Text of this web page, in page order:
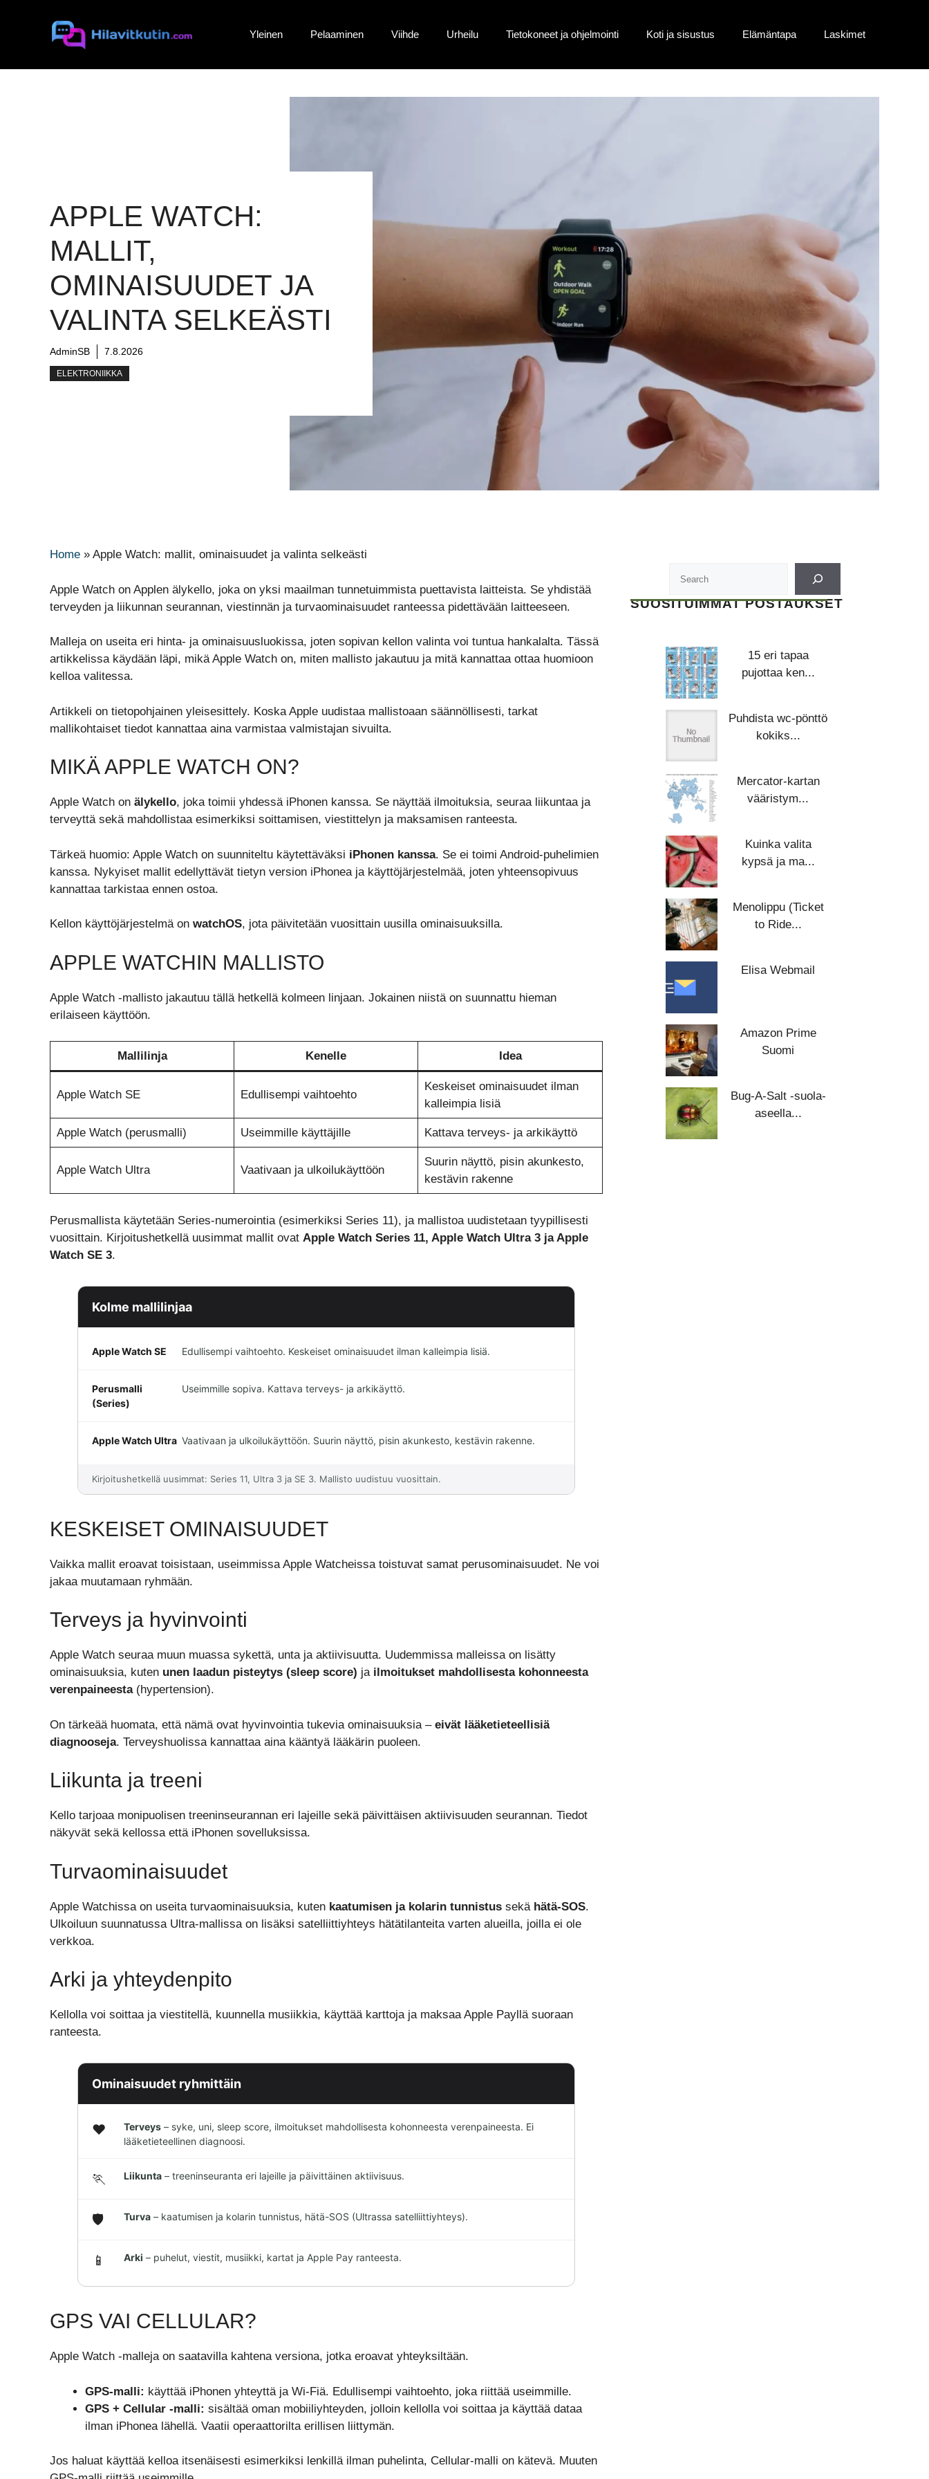
Yleinen Pelaaminen Viihde Urheilu Tietokoneet ja ohjelmointi Koti ja sisustus Elämäntapa Laskimet
APPLE WATCH:
MALLIT,
OMINAISUUDET JA
VALINTA SELKEÄSTI
AdminSB 7.8.2026
ELEKTRONIIKKA
Home » Apple Watch: mallit, ominaisuudet ja valinta selkeästi
Apple Watch on Applen älykello, joka on yksi maailman tunnetuimmista puettavista laitteista. Se yhdistää
terveyden ja liikunnan seurannan, viestinnän ja turvaominaisuudet ranteessa pidettävään laitteeseen.
Malleja on useita eri hinta- ja ominaisuusluokissa, joten sopivan kellon valinta voi tuntua hankalalta. Tässä
artikkelissa käydään läpi, mikä Apple Watch on, miten mallisto jakautuu ja mitä kannattaa ottaa huomioon
kelloa valitessa.
Artikkeli on tietopohjainen yleisesittely. Koska Apple uudistaa mallistoaan säännöllisesti, tarkat
mallikohtaiset tiedot kannattaa aina varmistaa valmistajan sivuilta.
MIKÄ APPLE WATCH ON?
Apple Watch on älykello, joka toimii yhdessä iPhonen kanssa. Se näyttää ilmoituksia, seuraa liikuntaa ja
terveyttä sekä mahdollistaa esimerkiksi soittamisen, viestittelyn ja maksamisen ranteesta.
Tärkeä huomio: Apple Watch on suunniteltu käytettäväksi iPhonen kanssa. Se ei toimi Android-puhelimien
kanssa. Nykyiset mallit edellyttävät tietyn version iPhonea ja käyttöjärjestelmää, joten yhteensopivuus
kannattaa tarkistaa ennen ostoa.
Kellon käyttöjärjestelmä on watchOS, jota päivitetään vuosittain uusilla ominaisuuksilla.
APPLE WATCHIN MALLISTO
Apple Watch -mallisto jakautuu tällä hetkellä kolmeen linjaan. Jokainen niistä on suunnattu hieman
erilaiseen käyttöön.
Malli­linja Kenelle Idea
Apple Watch SE Edullisempi vaihtoehto
Keskeiset ominaisuudet ilman
kalleimpia lisiä
Apple Watch (perusmalli) Useimmille käyttäjille Kattava terveys- ja arkikäyttö
Apple Watch Ultra Vaativaan ja ulkoilukäyttöön
Suurin näyttö, pisin akunkesto,
kestävin rakenne
Perusmallista käytetään Series-numerointia (esimerkiksi Series 11), ja mallistoa uudistetaan tyypillisesti
vuosittain. Kirjoitushetkellä uusimmat mallit ovat Apple Watch Series 11, Apple Watch Ultra 3 ja Apple
Watch SE 3.
Kolme mallilinjaa
Apple Watch SE Edullisempi vaihtoehto. Keskeiset ominaisuudet ilman kalleimpia lisiä.
Perusmalli
(Series)
Useimmille sopiva. Kattava terveys- ja arkikäyttö.
Apple Watch Ultra Vaativaan ja ulkoilukäyttöön. Suurin näyttö, pisin akunkesto, kestävin rakenne.
Kirjoitushetkellä uusimmat: Series 11, Ultra 3 ja SE 3. Mallisto uudistuu vuosittain.
KESKEISET OMINAISUUDET
Vaikka mallit eroavat toisistaan, useimmissa Apple Watcheissa toistuvat samat perusominaisuudet. Ne voi
jakaa muutamaan ryhmään.
Terveys ja hyvinvointi
Apple Watch seuraa muun muassa sykettä, unta ja aktiivisuutta. Uudemmissa malleissa on lisätty
ominaisuuksia, kuten unen laadun pisteytys (sleep score) ja ilmoitukset mahdollisesta kohonneesta
verenpaineesta(hypertension).
On tärkeää huomata, että nämä ovat hyvinvointia tukevia ominaisuuksia – eivät lääketieteellisiä
diagnooseja. Terveyshuolissa kannattaa aina kääntyä lääkärin puoleen.
Liikunta ja treeni
Kello tarjoaa monipuolisen treeninseurannan eri lajeille sekä päivittäisen aktiivisuuden seurannan. Tiedot
näkyvät sekä kellossa että iPhonen sovelluksissa.
Turvaominaisuudet
Apple Watchissa on useita turvaominaisuuksia, kuten kaatumisen ja kolarin tunnistus sekä hätä-SOS.
Ulkoiluun suunnatussa Ultra-mallissa on lisäksi satelliittiyhteys hätätilanteita varten alueilla, joilla ei ole
verkkoa.
Arki ja yhteydenpito
Kellolla voi soittaa ja viestitellä, kuunnella musiikkia, käyttää karttoja ja maksaa Apple Payllä suoraan
ranteesta.
Ominaisuudet ryhmittäin
❤️ Terveys – syke, uni, sleep score, ilmoitukset mahdollisesta kohonneesta verenpaineesta. Ei
lääketieteellinen diagnoosi.
🏃 Liikunta – treeninseuranta eri lajeille ja päivittäinen aktiivisuus.
🛡️ Turva – kaatumisen ja kolarin tunnistus, hätä-SOS (Ultrassa satelliittiyhteys).
📱 Arki – puhelut, viestit, musiikki, kartat ja Apple Pay ranteesta.
GPS VAI CELLULAR?
Apple Watch -malleja on saatavilla kahtena versiona, jotka eroavat yhteyksiltään.
GPS-malli: käyttää iPhonen yhteyttä ja Wi-Fiä. Edullisempi vaihtoehto, joka riittää useimmille.
GPS + Cellular -malli: sisältää oman mobiiliyhteyden, jolloin kellolla voi soittaa ja käyttää dataa
ilman iPhonea lähellä. Vaatii operaattorilta erillisen liittymän.
Jos haluat käyttää kelloa itsenäisesti esimerkiksi lenkillä ilman puhelinta, Cellular-malli on kätevä. Muuten
SUOSITUIMMAT POSTAUKSET
15 eri tapaa
pujottaa ken...
Puhdista wc-pönttö
kokiks...
Mercator-kartan
vääristym...
Kuinka valita
kypsä ja ma...
Menolippu (Ticket
to Ride...
Elisa Webmail
Amazon Prime
Suomi
Bug-A-Salt -suola-
aseella...